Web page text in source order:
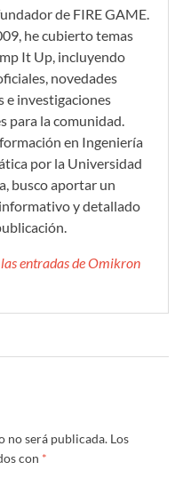
de FIRE GAME.
he cubierto temas
It Up, incluyendo
novedades
e investigaciones
para la comunidad.
en Ingeniería
por la Universidad
busco aportar un
y detallado
entradas de Omikron
no será publicada. Los
con *